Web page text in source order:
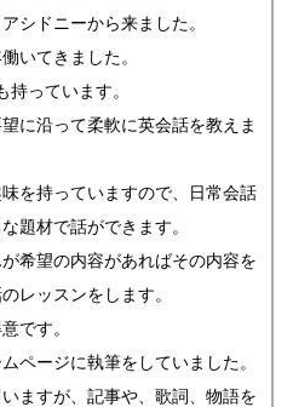
シドニーから来ました。
いてきました。
持っています。
に沿って柔軟に英会話を教えま
を持っていますので、日常会話
題材で話ができます。
希望の内容があればその内容を
レッスンをします。
です。
ページに執筆をしていました。
ますが、記事や、歌詞、物語を